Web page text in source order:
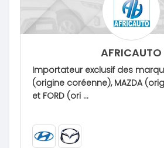
AFRICAUTO
Importateur exclusif des
(origine coréenne), MAZDA
et FORD (ori ...